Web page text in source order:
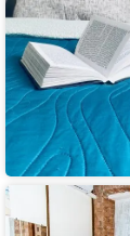
146
Апартаменты
ВеАнСо